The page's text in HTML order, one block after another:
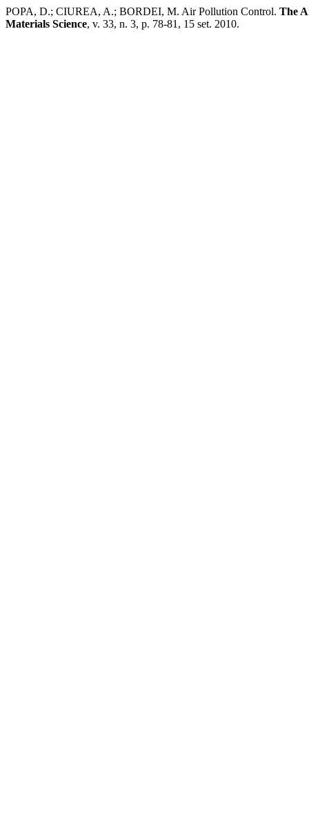
POPA, D.; CIUREA, A.; BORDEI, M. Air Pollution Control. The
Materials Science, v. 33, n. 3, p. 78-81, 15 set. 2010.